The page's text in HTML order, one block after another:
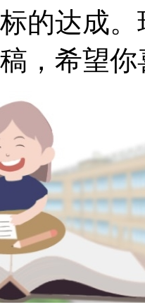
的达成
，希望你